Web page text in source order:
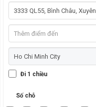
Đi 1 chiều
Số chỗ